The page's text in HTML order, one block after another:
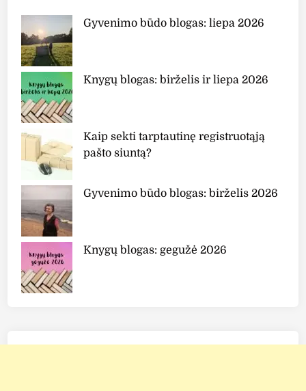
Gyvenimo būdo blogas: liepa 2026
Knygų blogas: birželis ir liepa 2026
Kaip sekti tarptautinę registruotąją
pašto siuntą?
Gyvenimo būdo blogas: birželis 2026
Knygų blogas: gegužė 2026